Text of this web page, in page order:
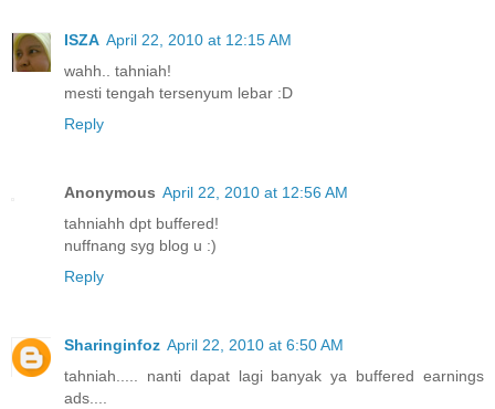
ISZA April 22, 2010 at 12:15 AM
wahh.. tahniah!
mesti tengah tersenyum lebar :D
Reply
Anonymous April 22, 2010 at 12:56 AM
tahniahh dpt buffered!
nuffnang syg blog u :)
Reply
Sharinginfoz April 22, 2010 at 6:50 AM
tahniah..... nanti dapat lagi banyak ya buffered earnings
ads....